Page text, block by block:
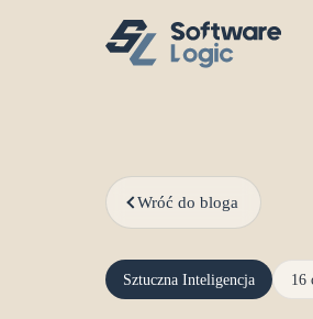
Wróć do bloga
Sztuczna Inteligencja 16